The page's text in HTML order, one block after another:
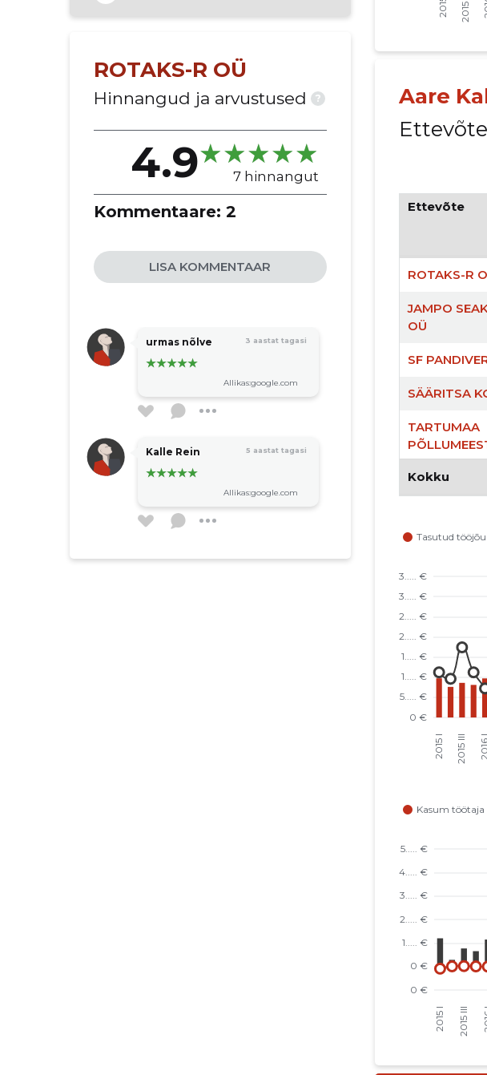
ROTAKS-R OÜ
Hinnangud ja arvustused ?
4.9 7 hinnangut
Kommentaare: 2
LISA KOMMENTAAR
urmas nõlve 3 aastat tagasi
Allikas:google.com
Kalle Rein 5 aastat tagasi
Allikas:google.com
Aare
Ettevõte
ROTAKS-R
JAMPO
OÜ
SF
SÄÄRITSA
TARTUMAA
TARTU LINN,
Kokku